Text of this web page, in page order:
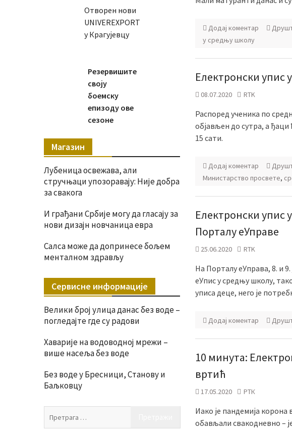
Додај коментар
у средњу школу
Електронски упис
08.07.2020 RTK
Распоред ученика по
објављен до сутра, а ђаци
15 сати.
Додај коментар
Министарствo просвете,
Електронски упис
Порталу еУправе
25.06.2020 RTK
На Порталу еУправа, 8. и
еУпис у средњу школу,
уписа деце, него је
Додај коментар
10 минута:
вртић
17.05.2020 РТК
Иако је пандемија корона
обављали свакодневно –
Отворен нови
UNIVEREXPORT
у Крагујевцу
Резервишите
своју
боемску
епизоду ове
сезоне
Магазин
Лубеница освежава, али
стручњаци упозоравају: Није добра
за свакога
И грађани Србије могу да гласају за
нови дизајн новчаница евра
Салса може да допринесе бољем
менталном здрављу
Сервисне информације
Велики број улица данас без воде –
погледајте где су радови
Хаварије на водоводној мрежи –
више насеља без воде
Без воде у Бресници, Станову и
Баљковцу
Претрага